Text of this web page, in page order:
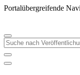
Portalübergreifende